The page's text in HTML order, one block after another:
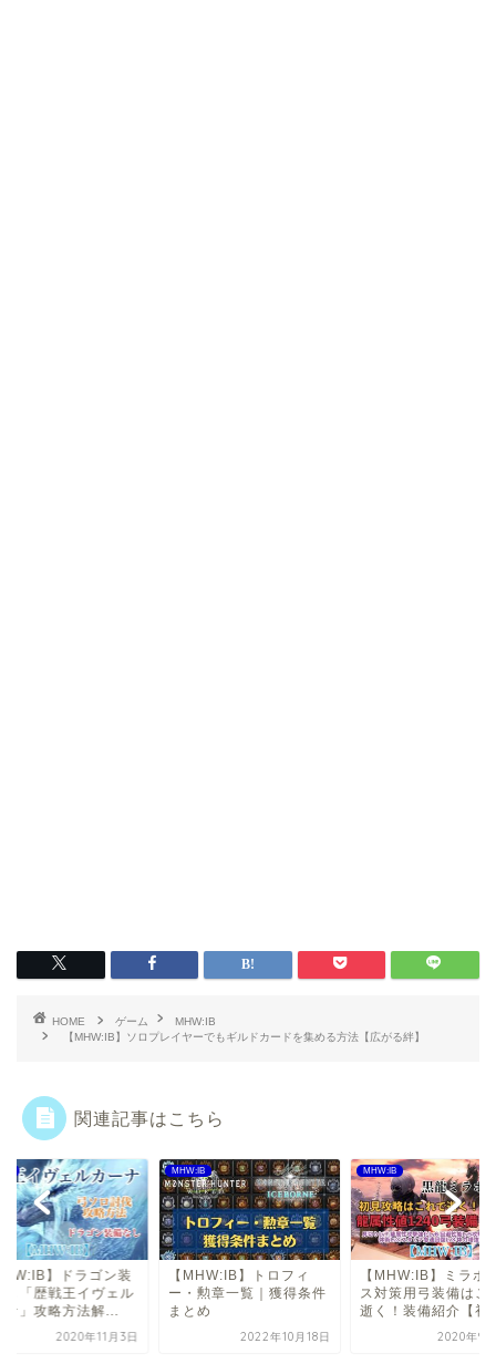
HOME ゲーム
MHW:IB
【MHW:IB】ソロプレイヤーでもギルドカードを集める方法【広がる絆】
関連記事はこちら
】ドラゴン装
し「歴戦王イヴェル
ナ」攻略方法解...
2020年11月3日
MHW:IB
【MHW:IB】トロフィ
ー・勲章一覧｜獲得条件
まとめ
2022年10月18日
MHW:IB
【MHW:IB】ミラボ
ス対策用弓装備はこ
逝く！装備紹介【初
2020年9